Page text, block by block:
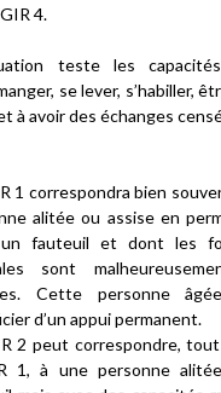
4.
teste les
se lever, s’habiller,
à avoir des échanges
1 correspondra bien
alitée ou assise en
fauteuil et dont les
sont
Cette personne
d’un appui permanent.
2 peut correspondre,
1, à une personne